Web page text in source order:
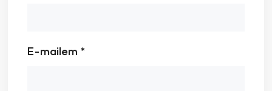
E-mailem *